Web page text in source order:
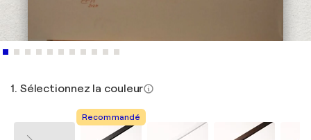
1. Sélectionnez la couleur
Recommandé